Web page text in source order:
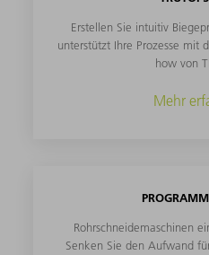
Erstellen Sie intuitiv
unterstützt Ihre Prozesse mit
how von
Mehr
Rohrschneidemaschinen
Senken Sie den Aufwand